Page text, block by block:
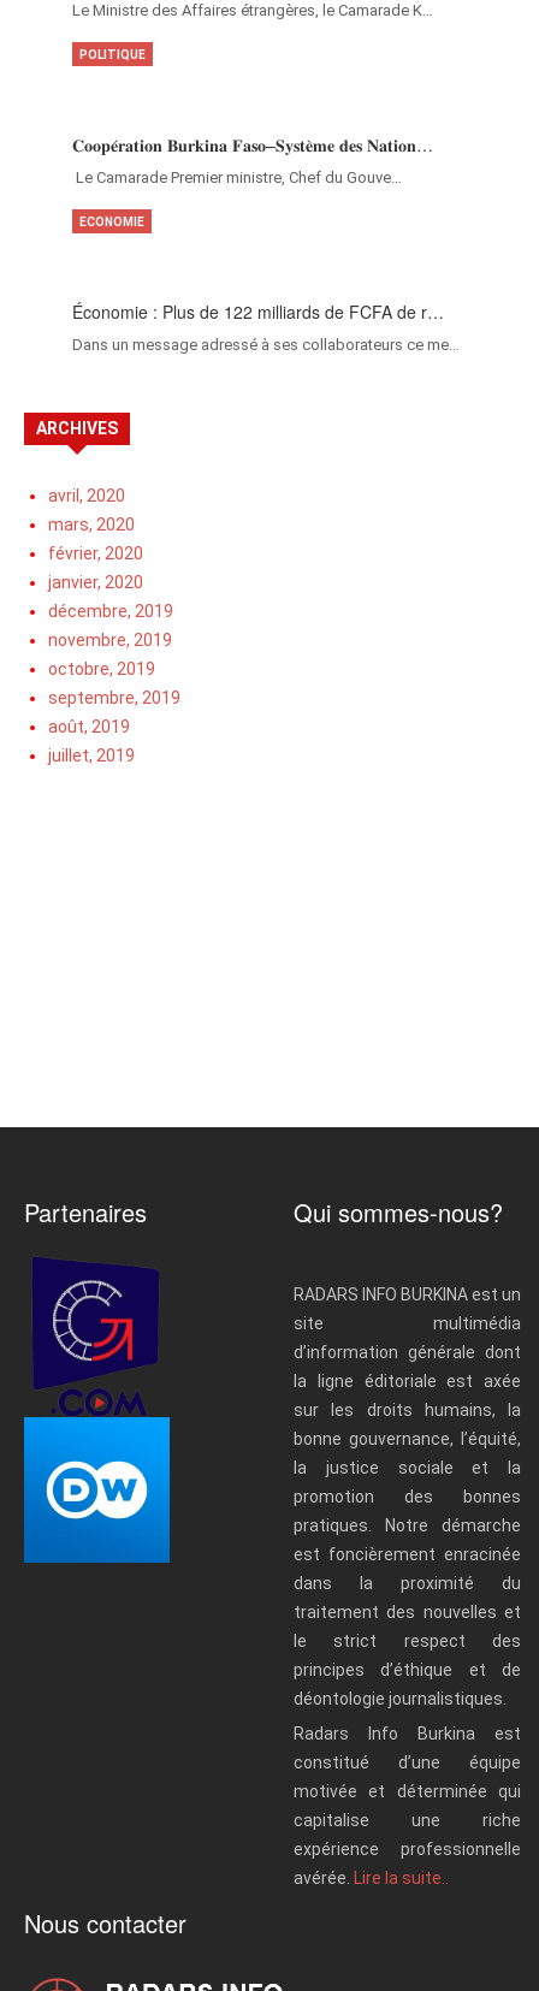
Le Ministre des Affaires étrangères, le Camarade K…
𝐂𝐨𝐨𝐩𝐞́𝐫𝐚𝐭𝐢𝐨𝐧 𝐁𝐮𝐫𝐤𝐢𝐧𝐚 𝐅𝐚𝐬𝐨–𝐒𝐲𝐬𝐭𝐞̀𝐦𝐞 𝐝𝐞𝐬 𝐍𝐚𝐭𝐢𝐨𝐧…
‎Le Camarade Premier ministre, Chef du Gouve…
POLITIQUE
Économie : Plus de 122 milliards de FCFA de r…
Dans un message adressé à ses collaborateurs ce me…
ECONOMIE
ARCHIVES
avril, 2020
mars, 2020
février, 2020
janvier, 2020
décembre, 2019
novembre, 2019
octobre, 2019
septembre, 2019
août, 2019
juillet, 2019
Partenaires Qui sommes-nous?
RADARS INFO BURKINA est un
site multimédia
d’information générale dont
la ligne éditoriale est axée
sur les droits humains, la
bonne gouvernance, l’équité,
la justice sociale et la
promotion des bonnes
pratiques. Notre démarche
est foncièrement enracinée
dans la proximité du
traitement des nouvelles et
le strict respect des
principes d’éthique et de
déontologie journalistiques.
Radars Info Burkina est
constitué d’une équipe
motivée et déterminée qui
capitalise une riche
expérience professionnelle
avérée. Lire la suite..
Nous contacter